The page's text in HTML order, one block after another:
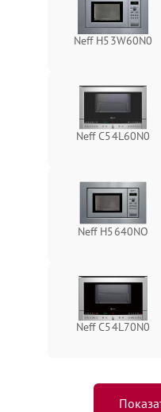
Neff H53W60N0
Neff C54L60N0
Neff H5640NO
Neff C54L70N0